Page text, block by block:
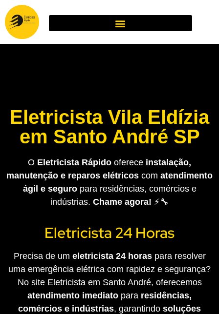
Eletricista Vila Eldízia
em Santo André SP
O Eletricista Rápido oferece instalação,
manutenção e reparos elétricos com atendimento
ágil e seguropara residências, comércios e
indústrias. Chame agora! ⚡🔧
Eletricista 24 Horas
Precisa de um eletricista 24 horaspara resolver
uma emergência elétrica com rapidez e segurança?
No site Eletricista em Santo André, oferecemos
atendimento imediato para residências,
comércios e indústrias, garantindo soluções